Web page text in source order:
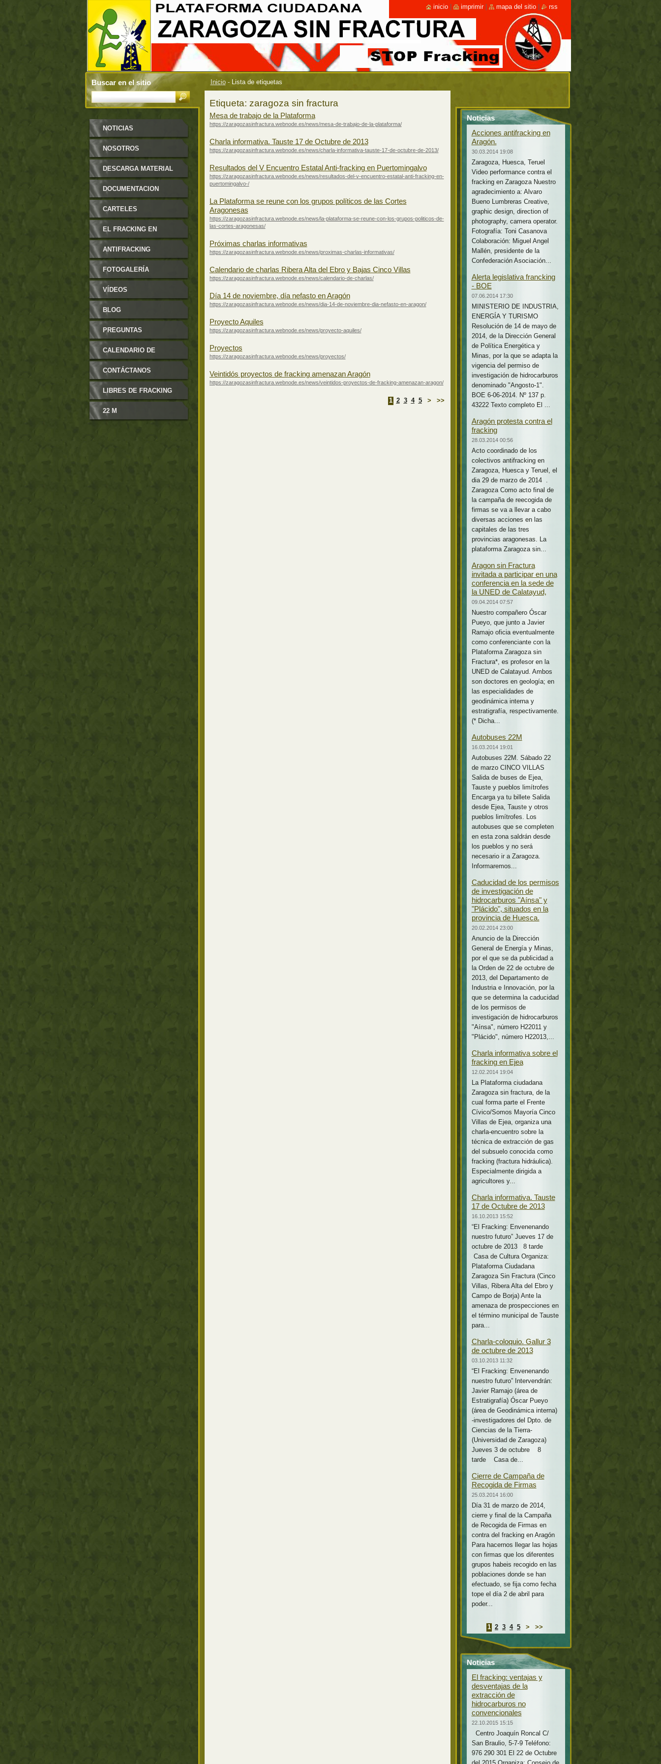
Inicio - Lista de etiquetas
Etiqueta: zaragoza sin fractura
Mesa de trabajo de la Plataforma
https://zaragozasinfractura.webnode.es/news/mesa-de-trabajo-de-la-plataforma/
Charla informativa. Tauste 17 de Octubre de 2013
https://zaragozasinfractura.webnode.es/news/charla-informativa-tauste-17-de-octubre-de-2013/
Resultados del V Encuentro Estatal Anti-fracking en Puertomingalvo
https://zaragozasinfractura.webnode.es/news/resultados-del-v-encuentro-estatal-anti-fracking-en-
puertomingalvo-/
La Plataforma se reune con los grupos políticos de las Cortes
Aragonesas
https://zaragozasinfractura.webnode.es/news/la-plataforma-se-reune-con-los-grupos-politicos-de-
las-cortes-aragonesas/
Próximas charlas informativas
https://zaragozasinfractura.webnode.es/news/proximas-charlas-informativas/
Calendario de charlas Ribera Alta del Ebro y Bajas Cinco Villas
https://zaragozasinfractura.webnode.es/news/calendario-de-charlas/
Día 14 de noviembre, día nefasto en Aragón
https://zaragozasinfractura.webnode.es/news/dia-14-de-noviembre-dia-nefasto-en-aragon/
Proyecto Aquiles
https://zaragozasinfractura.webnode.es/news/proyecto-aquiles/
Proyectos
https://zaragozasinfractura.webnode.es/news/proyectos/
Veintidós proyectos de fracking amenazan Aragón
https://zaragozasinfractura.webnode.es/news/veintidos-proyectos-de-fracking-amenazan-aragon/
1 2 3 4 5 > >>
NOTICIAS
NOSOTROS
DESCARGA MATERIAL
DOCUMENTACION
CARTELES
MODIFICABLES
EL FRACKING EN
ARAGÓN
ANTIFRACKING
FOTOGALERÍA
VÍDEOS
BLOG
PREGUNTAS
FRECUENTES
CALENDARIO DE
EVENTOS
CONTÁCTANOS
LIBRES DE FRACKING
22 M
Noticias
Acciones antifracking en
Aragón.
30.03.2014 19:08
Zaragoza, Huesca, Teruel
Video performance contra el
fracking en Zaragoza Nuestro
agradecimiento a: Alvaro
Bueno Lumbreras Creative,
graphic design, direction of
photography, camera operator.
Fotografía: Toni Casanova
Colaboración: Miguel Angel
Mallén, presidente de la
Confederación Asociación...
Alerta legislativa francking
- BOE
07.06.2014 17:30
MINISTERIO DE INDUSTRIA,
ENERGÍA Y TURISMO
Resolución de 14 de mayo de
2014, de la Dirección General
de Política Energética y
Minas, por la que se adapta la
vigencia del permiso de
investigación de hidrocarburos
denominado "Angosto-1".
BOE 6-06-2014. Nº 137 p.
43222 Texto completo El ...
Aragón protesta contra el
fracking
28.03.2014 00:56
Acto coordinado de los
colectivos antifracking en
Zaragoza, Huesca y Teruel, el
dia 29 de marzo de 2014 .
Zaragoza Como acto final de
la campaña de reecogida de
firmas se va a llevar a cabo
diversas acciones en las
capitales de las tres
provincias aragonesas. La
plataforma Zaragoza sin...
Aragon sin Fractura
invitada a participar en una
conferencia en la sede de
la UNED de Calatayud,
09.04.2014 07:57
Nuestro compañero Óscar
Pueyo, que junto a Javier
Ramajo oficia eventualmente
como conferenciante con la
Plataforma Zaragoza sin
Fractura*, es profesor en la
UNED de Calatayud. Ambos
son doctores en geología; en
las especialidades de
geodinámica interna y
estratigrafía, respectivamente.
(* Dicha...
Autobuses 22M
16.03.2014 19:01
Autobuses 22M. Sábado 22
de marzo CINCO VILLAS
Salida de buses de Ejea,
Tauste y pueblos limítrofes
Encarga ya tu billete Salida
desde Ejea, Tauste y otros
pueblos limítrofes. Los
autobuses que se completen
en esta zona saldrán desde
los pueblos y no será
necesario ir a Zaragoza.
Informaremos...
Caducidad de los permisos
de investigación de
hidrocarburos "Aínsa" y
"Plácido", situados en la
provincia de Huesca.
20.02.2014 23:00
Anuncio de la Dirección
General de Energía y Minas,
por el que se da publicidad a
la Orden de 22 de octubre de
2013, del Departamento de
Industria e Innovación, por la
que se determina la caducidad
de los permisos de
investigación de hidrocarburos
"Aínsa", número H22011 y
"Plácido", número H22013,...
Charla informativa sobre el
fracking en Ejea
12.02.2014 19:04
La Plataforma ciudadana
Zaragoza sin fractura, de la
cual forma parte el Frente
Cívico/Somos Mayoría Cinco
Villas de Ejea, organiza una
charla-encuentro sobre la
técnica de extracción de gas
del subsuelo conocida como
fracking (fractura hidráulica).
Especialmente dirigida a
agricultores y...
Charla informativa. Tauste
17 de Octubre de 2013
16.10.2013 15:52
“El Fracking: Envenenando
nuestro futuro” Jueves 17 de
octubre de 2013 8 tarde
Casa de Cultura Organiza:
Plataforma Ciudadana
Zaragoza Sin Fractura (Cinco
Villas, Ribera Alta del Ebro y
Campo de Borja) Ante la
amenaza de prospecciones en
el término municipal de Tauste
para...
Charla-coloquio. Gallur 3
de octubre de 2013
03.10.2013 11:32
“El Fracking: Envenenando
nuestro futuro” Intervendrán:
Javier Ramajo (área de
Estratigrafía) Óscar Pueyo
(área de Geodinámica interna)
-investigadores del Dpto. de
Ciencias de la Tierra-
(Universidad de Zaragoza)
Jueves 3 de octubre 8
tarde Casa de...
Cierre de Campaña de
Recogida de Firmas
25.03.2014 16:00
Día 31 de marzo de 2014,
cierre y final de la Campaña
de Recogida de Firmas en
contra del fracking en Aragón
Para hacernos llegar las hojas
con firmas que los diferentes
grupos habeis recogido en las
poblaciones donde se han
efectuado, se fija como fecha
tope el día 2 de abril para
poder...
1 2 3 4 5 > >>
Noticias
El fracking: ventajas y
desventajas de la
extracción de
hidrocarburos no
convencionales
22.10.2015 15:15
Centro Joaquín Roncal C/
San Braulio, 5-7-9 Teléfono:
976 290 301 El 22 de Octubre
Buscar en el sitio
inicio imprimir mapa del sitio rss